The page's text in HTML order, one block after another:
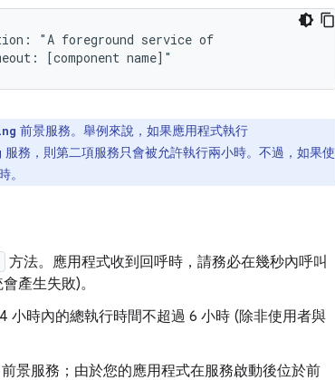
"A foreground service of
前景服務。舉例來說，如果應用程式執行
服務，則第二項服務只會被允許執行兩小時。不過，如果使
。
方法。應用程式收到回呼時，請務必在幾秒內呼叫
產生失敗)。
小時內的總執行時間不超過 6 小時 (除非使用者與
前景服務；由於您的應用程式在服務啟動後位於前